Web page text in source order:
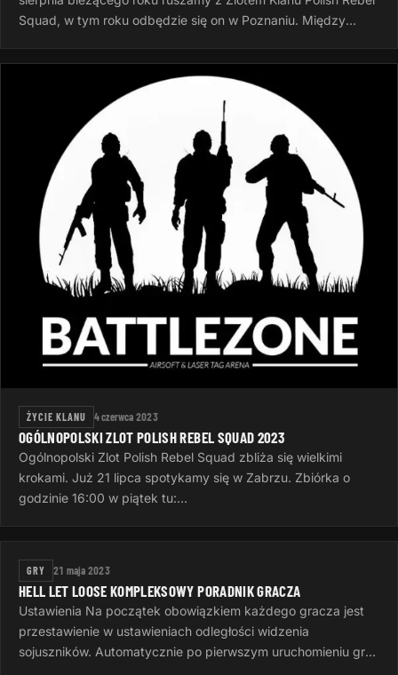
Squad, w tym roku odbędzie się on w Poznaniu. Między
ŻYCIE KLANU 4 czerwca 2023
OGÓLNOPOLSKI ZLOT POLISH REBEL SQUAD 2023
Ogólnopolski Zlot Polish Rebel Squad zbliża się wielkimi
krokami. Już 21 lipca spotykamy się w Zabrzu. Zbiórka o
godzinie 16:00 w piątek tu:
GRY 21 maja 2023
HELL LET LOOSE KOMPLEKSOWY PORADNIK GRACZA
Ustawienia Na początek obowiązkiem każdego gracza jest
przestawienie w ustawieniach odległości widzenia
sojuszników. Automatycznie po pierwszym uruchomieniu gry